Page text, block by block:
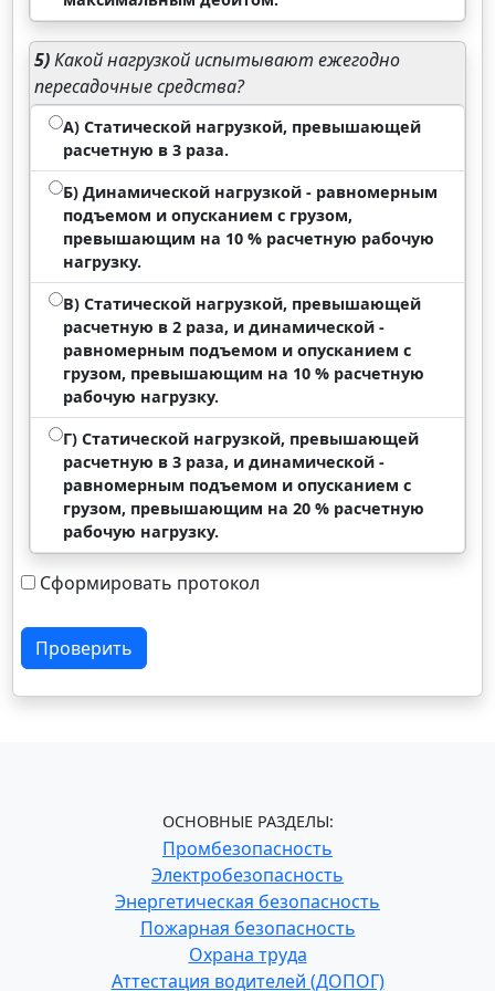
5)Какой нагрузкой испытывают ежегодно
пересадочные средства?
А) Статической нагрузкой, превышающей
расчетную в 3 раза.
Б) Динамической нагрузкой - равномерным
подъемом и опусканием с грузом,
превышающим на 10 % расчетную рабочую
нагрузку.
В) Статической нагрузкой, превышающей
расчетную в 2 раза, и динамической -
равномерным подъемом и опусканием с
грузом, превышающим на 10 % расчетную
рабочую нагрузку.
Г) Статической нагрузкой, превышающей
расчетную в 3 раза, и динамической -
равномерным подъемом и опусканием с
грузом, превышающим на 20 % расчетную
рабочую нагрузку.
Сформировать протокол
Проверить
ОСНОВНЫЕ РАЗДЕЛЫ:
Промбезопасность
Электробезопасность
Энергетическая безопасность
Пожарная безопасность
Охрана труда
Аттестация водителей (ДОПОГ)